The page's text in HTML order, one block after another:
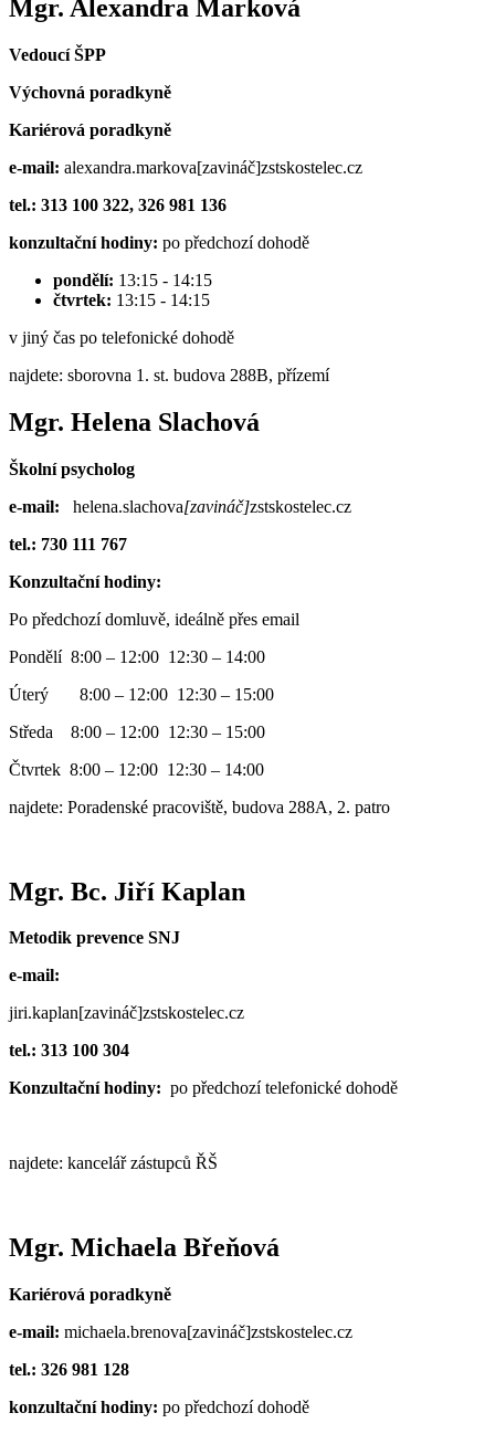
Mgr. Alexandra Marková
Vedoucí ŠPP
Výchovná poradkyně
Kariérová poradkyně
e-mail: alexandra.markova[zavináč]zstskostelec.cz
tel.: 313 100 322, 326 981 136
konzultační hodiny: po předchozí dohodě
pondělí: 13:15 - 14:15
čtvrtek: 13:15 - 14:15
v jiný čas po telefonické dohodě
najdete: sborovna 1. st. budova 288B, přízemí
Mgr. Helena Slachová
Školní psycholog
e-mail: helena.slachova[zavináč]zstskostelec.cz
tel.: 730 111 767
Konzultační hodiny:
Po předchozí domluvě, ideálně přes email
Pondělí 8:00 – 12:00 12:30 – 14:00
Úterý 8:00 – 12:00 12:30 – 15:00
Středa 8:00 – 12:00 12:30 – 15:00
Čtvrtek 8:00 – 12:00 12:30 – 14:00
najdete: Poradenské pracoviště, budova 288A, 2. patro
Mgr. Bc. Jiří Kaplan
Metodik prevence SNJ
e-mail:
jiri.kaplan[zavináč]zstskostelec.cz
tel.: 313 100 304
Konzultační hodiny: po předchozí telefonické dohodě
najdete: kancelář zástupců ŘŠ
Mgr. Michaela Břeňová
Kariérová poradkyně
e-mail: michaela.brenova[zavináč]zstskostelec.cz
tel.: 326 981 128
konzultační hodiny: po předchozí dohodě